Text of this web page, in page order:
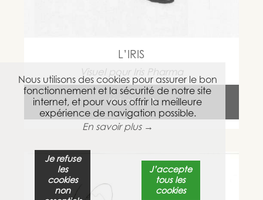
L’IRIS
Visuel pour Iris Pharma
Voir plus